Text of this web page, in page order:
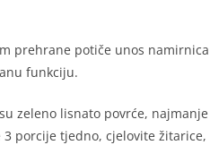
prehrane potiče unos
funkciju.
zeleno lisnato povrće,
porcije tjedno, cjelovite